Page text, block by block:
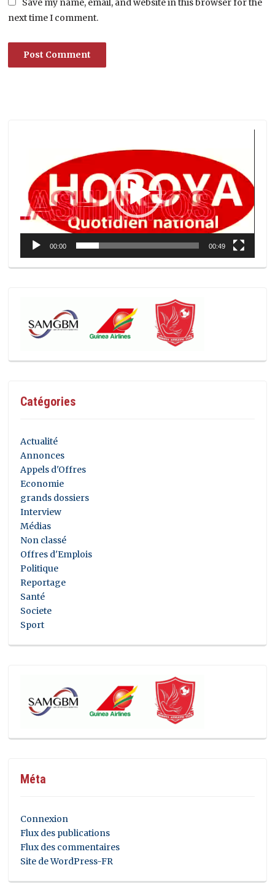
next time I comment.
00:00 00:49
Catégories
Actualité
Annonces
Appels d'Offres
Economie
grands dossiers
Interview
Médias
Non classé
Offres d'Emplois
Politique
Reportage
Santé
Societe
Sport
Méta
Connexion
Flux des publications
Flux des commentaires
Site de WordPress-FR